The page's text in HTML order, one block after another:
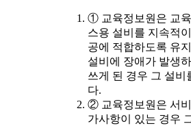
① 교육정보원은 교육
스용 설비를 지속적
공에 적합하도록 유
설비에 장애가 발생
쓰게 된 경우 그 설비
다.
② 교육정보원은 서
가사항이 있는 경우